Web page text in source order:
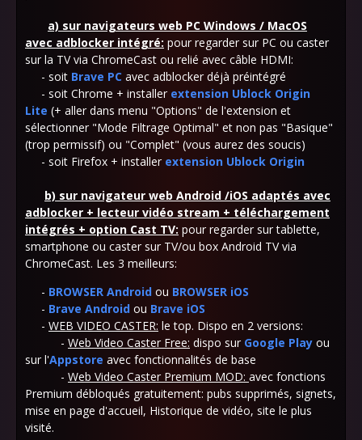
a) sur navigateurs web PC Windows / MacOS
avec adblocker intégré: pour regarder sur PC ou caster
sur la TV via ChromeCast ou relié avec câble HDMI:
- soit Brave PC avec adblocker déjà préintégré
- soit Chrome + installer extension Ublock Origin
Lite (+ aller dans menu "Options" de l'extension et
sélectionner "Mode Filtrage Optimal" et non pas "Basique"
(trop permissif) ou "Complet" (vous aurez des soucis)
- soit Firefox + installer extension Ublock Origin
b) sur navigateur web Android /iOS adaptés avec
adblocker + lecteur vidéo stream + téléchargement
intégrés + option Cast TV: pour regarder sur tablette,
smartphone ou caster sur TV/ou box Android TV via
ChromeCast. Les 3 meilleurs:
- BROWSER Android ou BROWSER iOS
- Brave Android ou Brave iOS
- WEB VIDEO CASTER: le top. Dispo en 2 versions:
- Web Video Caster Free: dispo sur Google Play ou
sur l'Appstore avec fonctionnalités de base
- Web Video Caster Premium MOD: avec fonctions
Premium débloqués gratuitement: pubs supprimés, signets,
mise en page d'accueil, Historique de vidéo, site le plus
visité.